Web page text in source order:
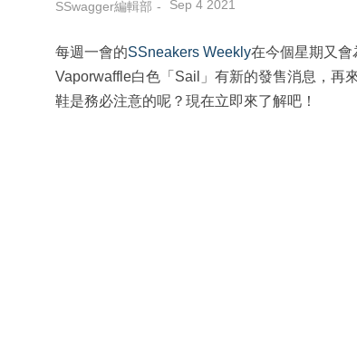
SSwagger編輯部 Sep 4 2021
每週一會的SSneakers Weekly在今個星期又
Vaporwaffle白色「Sail」有新的發售消息，再
鞋是務必注意的呢？現在立即來了解吧！